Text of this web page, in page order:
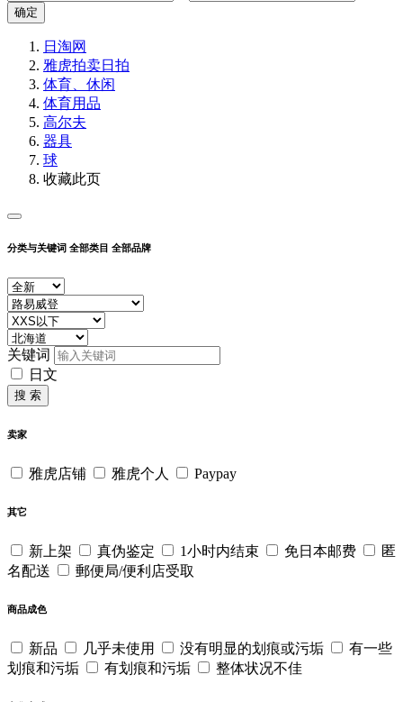
确定
日淘网
雅虎拍卖日拍
体育、休闲
体育用品
高尔夫
器具
球
收藏此页
分类与关键词 全部类目 全部品牌
关键词
日文
搜 索
卖家
雅虎店铺 雅虎个人 Paypay
其它
新上架 真伪鉴定 1小时内结束 免日本邮费
匿
名配送
郵便局/便利店受取
商品成色
新品 几乎未使用 没有明显的划痕或污垢
有一些
划痕和污垢
有划痕和污垢 整体状况不佳